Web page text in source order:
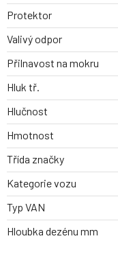
Protektor
Valivý odpor
Přilnavost na mokru
Hluk tř.
Hlučnost
Hmotnost
Třída značky
Kategorie vozu
Typ VAN
Hloubka dezénu mm